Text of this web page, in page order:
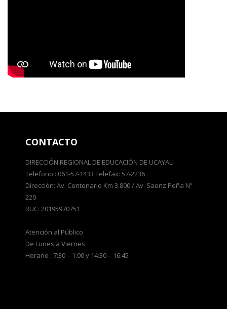
CONTACTO
DIRECCIÓN REGIONAL DE EDUCACIÓN DE UCAYALI
Telefono : 061-57-1433 Telefax: 57-2236
Dirección: Av. Centenario Km 3.800 / Av. Saenz Peña Nº
220
RUC: 20195970751
Atención al Público
De Lunes a Viernes
Horario : 7:30 – 1:00 y 14:30 – 16:45